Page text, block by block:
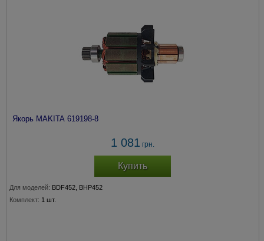
Якорь MAKITA 619198-8
1 081 грн.
Купить
Для моделей: BDF452, BHP452
Комплект: 1 шт.